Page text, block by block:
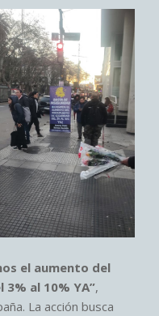
el aumento del
al 10% YA”,
La acción busca